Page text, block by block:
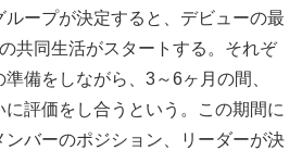
ループが決定すると、デビューの最
共同生活がスタートする。それぞ
備をしながら、3～6ヶ月の間、
に評価をし合うという。この期間に
ンバーのポジション、リーダーが決